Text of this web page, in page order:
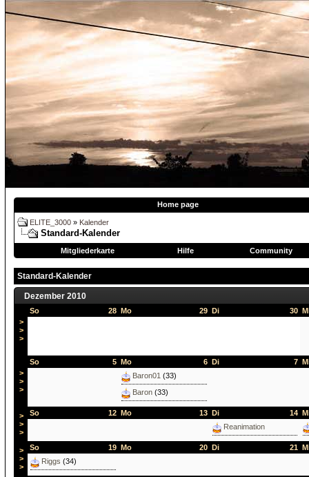
Home page
ELITE_3000 » Kalender
Standard-Kalender
Mitgliederkarte Hilfe Community
Standard-Kalender
Dezember 2010
>
>
>
28
So 29
Mo 30
Di
>
>
>
5
So 6
Mo
Baron01 (33)
Baron (33)
7
Di
>
>
>
12
So 13
Mo 14
Di
Reanimation
>
>
>
19
So
Riggs (34)
20
Mo 21
Di